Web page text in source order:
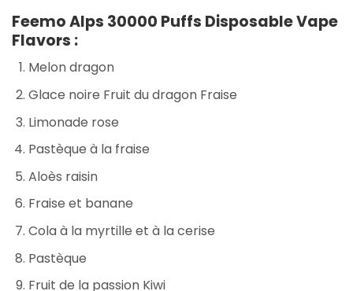
Feemo Alps 30000 Puffs Disposable Vape
Flavors :
Melon dragon
Glace noire Fruit du dragon Fraise
Limonade rose
Pastèque à la fraise
Aloès raisin
Fraise et banane
Cola à la myrtille et à la cerise
Pastèque
Fruit de la passion Kiwi